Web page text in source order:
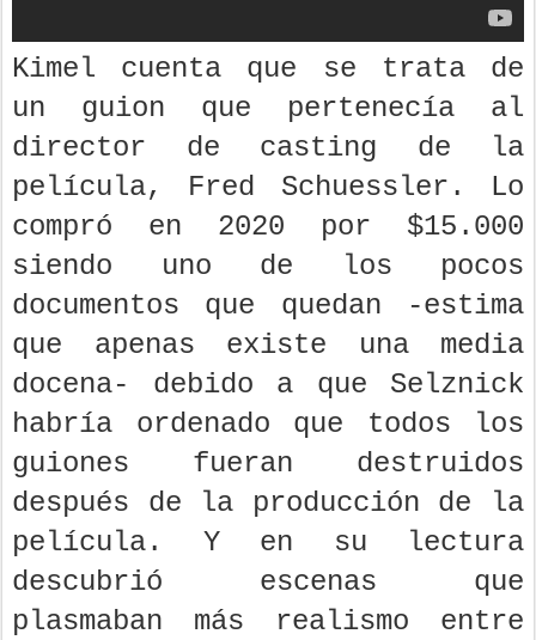
Kimel cuenta que se trata de
un guion que pertenecía al
director de casting de la
película, Fred Schuessler. Lo
compró en 2020 por $15.000
siendo uno de los pocos
documentos que quedan -estima
que apenas existe una media
docena- debido a que Selznick
habría ordenado que todos los
guiones fueran destruidos
después de la producción de la
película. Y en su lectura
descubrió escenas que
plasmaban más realismo entre